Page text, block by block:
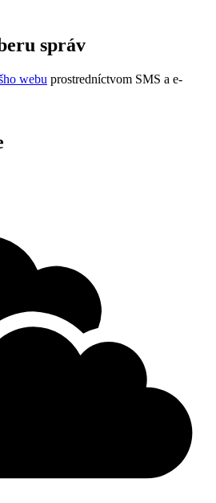
správ
webu prostredníctvom SMS a e-